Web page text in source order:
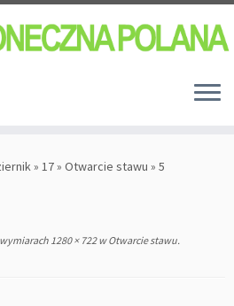
» 17» Otwarcie stawu » 5
1280 × 722wOtwarcie stawu.